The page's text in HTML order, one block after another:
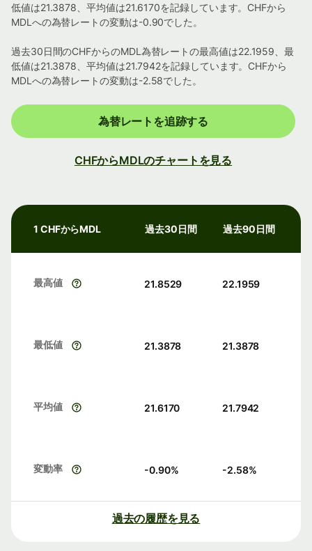
低値は21.3878、平均値は21.6170を記録しています。CHFから
MDLへの為替レートの変動は-0.90でした。
過去30日間のCHFからのMDL為替レートの最高値は22.1959、最
低値は21.3878、平均値は21.7942を記録しています。CHFから
MDLへの為替レートの変動は-2.58でした。
為替レートを追跡する
CHFからMDLのチャートを見る
1 CHFからMDL 過去30日間 過去90日間
最高値 21.8529 22.1959
最低値 21.3878 21.3878
平均値 21.6170 21.7942
変動率 -0.90% -2.58%
過去の履歴を見る